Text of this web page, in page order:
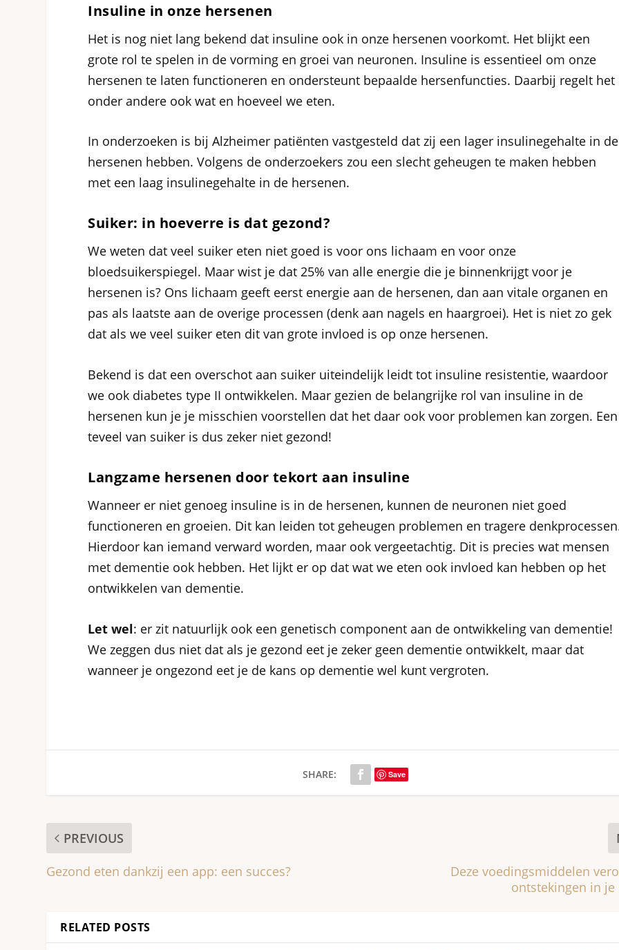
Insuline in onze hersenen
Het is nog niet lang bekend dat insuline ook in onze hersenen voorkomt. Het blijkt een
grote rol te spelen in de vorming en groei van neuronen. Insuline is essentieel om onze
hersenen te laten functioneren en ondersteunt bepaalde hersenfuncties. Daarbij regelt het
onder andere ook wat en hoeveel we eten.
In onderzoeken is bij Alzheimer patiënten vastgesteld dat zij een lager insulinegehalte in de
hersenen hebben. Volgens de onderzoekers zou een slecht geheugen te maken hebben
met een laag insulinegehalte in de hersenen.
Suiker: in hoeverre is dat gezond?
We weten dat veel suiker eten niet goed is voor ons lichaam en voor onze
bloedsuikerspiegel. Maar wist je dat 25% van alle energie die je binnenkrijgt voor je
hersenen is? Ons lichaam geeft eerst energie aan de hersenen, dan aan vitale organen en
pas als laatste aan de overige processen (denk aan nagels en haargroei). Het is niet zo gek
dat als we veel suiker eten dit van grote invloed is op onze hersenen.
Bekend is dat een overschot aan suiker uiteindelijk leidt tot insuline resistentie, waardoor
we ook diabetes type II ontwikkelen. Maar gezien de belangrijke rol van insuline in de
hersenen kun je je misschien voorstellen dat het daar ook voor problemen kan zorgen. Een
teveel van suiker is dus zeker niet gezond!
Langzame hersenen door tekort aan insuline
Wanneer er niet genoeg insuline is in de hersenen, kunnen de neuronen niet goed
functioneren en groeien. Dit kan leiden tot geheugen problemen en tragere
Hierdoor kan iemand verward worden, maar ook vergeetachtig. Dit is precies wat mensen
met dementie ook hebben. Het lijkt er op dat wat we eten ook invloed kan hebben op het
ontwikkelen van dementie.
Let wel: er zit natuurlijk ook een genetisch component aan de ontwikkeling van dementie!
We zeggen dus niet dat als je gezond eet je zeker geen dementie ontwikkelt, maar dat
wanneer je ongezond eet je de kans op dementie wel kunt vergroten.
SHARE: Save
PREVIOUS
Gezond eten dankzij een app: een succes?
Deze voedingsmiddelen
ontstekingen in
RELATED POSTS